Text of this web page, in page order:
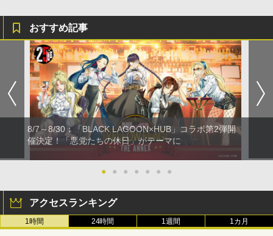
おすすめ記事
8/7～8/30：「BLACK LAGOON×HUB」コラボ第2弾開
催決定！「悪党たちの休日」がテーマに
● ● ● ● ● ● ●
アクセスランキング
1時間 24時間 1週間 1カ月